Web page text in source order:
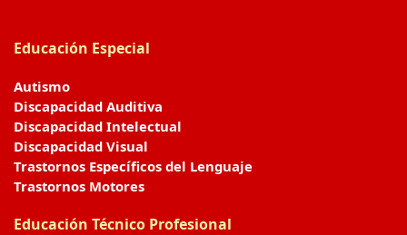
Educación Especial
Autismo
Discapacidad Auditiva
Discapacidad Intelectual
Discapacidad Visual
Trastornos Específicos del Lenguaje
Trastornos Motores
Educación Técnico Profesional